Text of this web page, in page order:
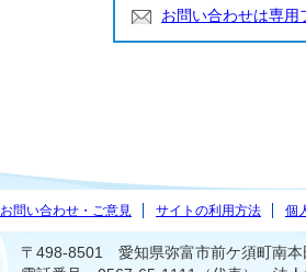
お問い合わせは専用
お問い合わせ・ご意見 サイトの利用方法 個
〒498-8501 愛知県弥富市前ケ須町南本